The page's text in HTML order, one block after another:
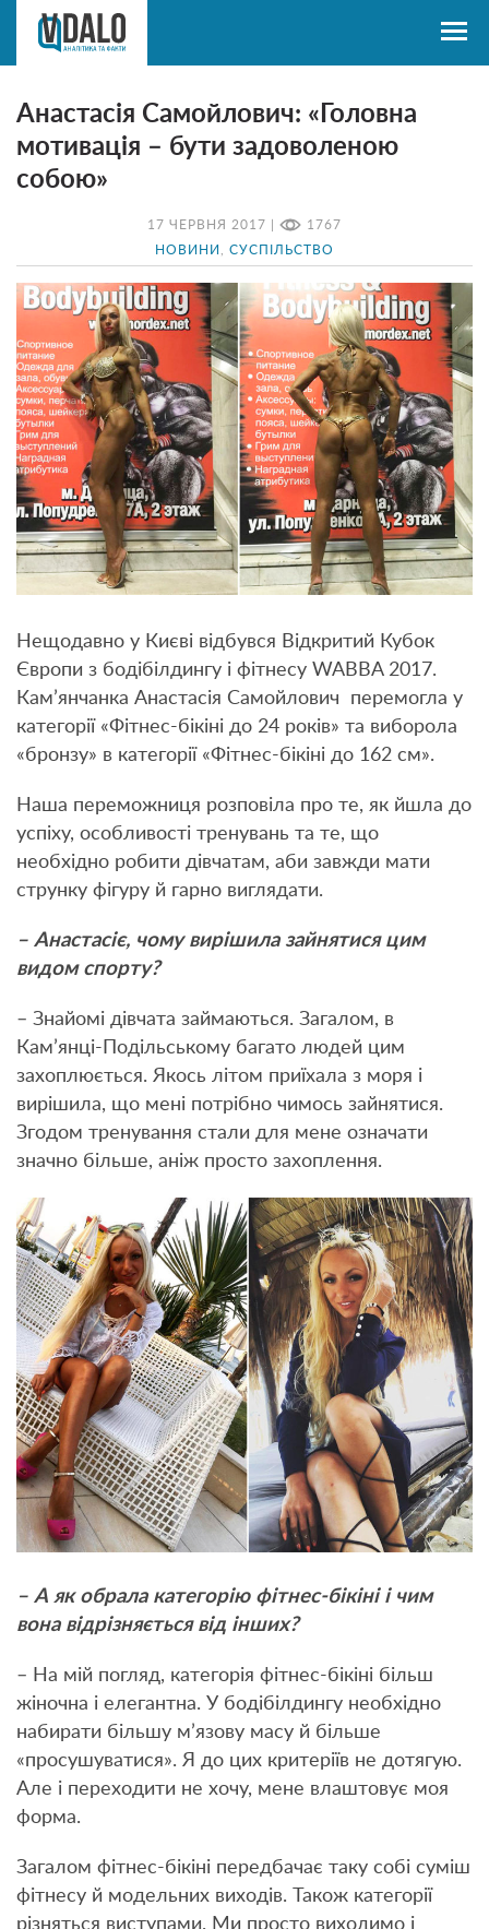
17 ЧЕРВНЯ 2017 | 1767
НОВИНИ СУСПІЛЬСТВО
Анастасія Самойлович: «Головна
мотивація – бути задоволеною
собою»
Нещодавно у Києві відбувся Відкритий Кубок
Європи з бодібілдингу і фітнесу WABBA 2017.
Кам’янчанка Анастасія Самойлович перемогла у
категорії «Фітнес-бікіні до 24 років» та виборола
«бронзу» в категорії «Фітнес-бікіні до 162 см».
Наша переможниця розповіла про те, як йшла до
успіху, особливості тренувань та те, що
необхідно робити дівчатам, аби завжди мати
струнку фігуру й гарно виглядати.
– Анастасіє, чому вирішила зайнятися цим
видом спорту?
– Знайомі дівчата займаються. Загалом, в
Кам’янці-Подільському багато людей цим
захоплюється. Якось літом приїхала з моря і
вирішила, що мені потрібно чимось зайнятися.
Згодом тренування стали для мене означати
значно більше, аніж просто захоплення.
– А як обрала категорію фітнес-бікіні і чим
вона відрізняється від інших?
– На мій погляд, категорія фітнес-бікіні більш
жіночна і елегантна. У бодібілдингу необхідно
набирати більшу м’язову масу й більше
«просушуватися». Я до цих критеріїв не дотягую.
Але і переходити не хочу, мене влаштовує моя
форма.
Загалом фітнес-бікіні передбачає таку собі суміш
фітнесу й модельних виходів. Також категорії
різняться виступами. Ми просто виходимо і